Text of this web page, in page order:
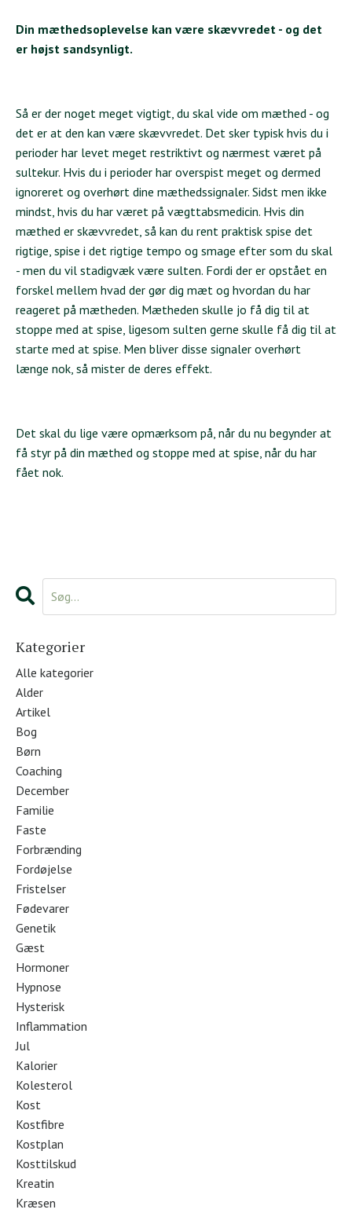
Din mæthedsoplevelse kan være skævvredet - og det
er højst sandsynligt.
Så er der noget meget vigtigt, du skal vide om mæthed - og
det er at den kan være skævvredet. Det sker typisk hvis du i
perioder har levet meget restriktivt og nærmest været på
sultekur. Hvis du i perioder har overspist meget og dermed
ignoreret og overhørt dine mæthedssignaler. Sidst men ikke
mindst, hvis du har været på vægttabsmedicin. Hvis din
mæthed er skævvredet, så kan du rent praktisk spise det
rigtige, spise i det rigtige tempo og smage efter som du skal
- men du vil stadigvæk være sulten. Fordi der er opstået en
forskel mellem hvad der gør dig mæt og hvordan du har
reageret på mætheden. Mætheden skulle jo få dig til at
stoppe med at spise, ligesom sulten gerne skulle få dig til at
starte med at spise. Men bliver disse signaler overhørt
længe nok, så mister de deres effekt.
Det skal du lige være opmærksom på, når du nu begynder at
få styr på din mæthed og stoppe med at spise, når du har
fået nok.
Kategorier
Alle kategorier
Alder
Artikel
Bog
Børn
Coaching
December
Familie
Faste
Forbrænding
Fordøjelse
Fristelser
Fødevarer
Genetik
Gæst
Hormoner
Hypnose
Hysterisk
Inflammation
Jul
Kalorier
Kolesterol
Kost
Kostfibre
Kostplan
Kosttilskud
Kreatin
Kræsen